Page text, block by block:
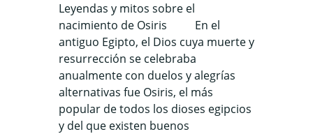
Leyendas y mitos sobre el
nacimiento de Osiris En el
antiguo Egipto, el Dios cuya muerte y
resurrección se celebraba
anualmente con duelos y alegrías
alternativas fue Osiris, el más
popular de todos los dioses egipcios
y del que existen buenos